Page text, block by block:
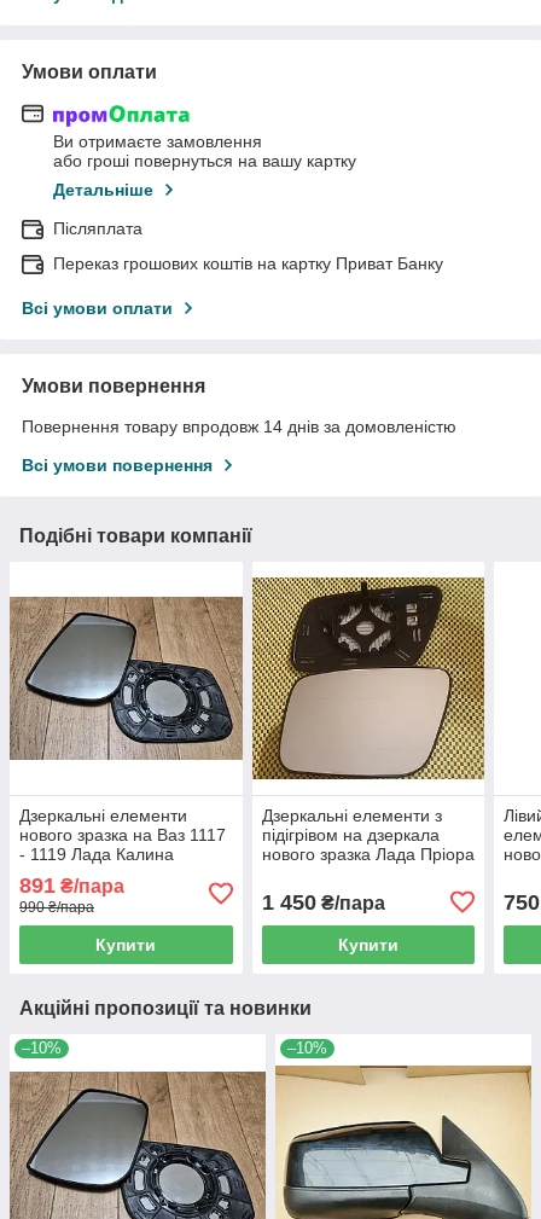
Умови оплати
Ви отримаєте замовлення
або гроші повернуться на вашу картку
Детальніше
Післяплата
Переказ грошових коштів на картку Приват Банку
Всі умови оплати
Умови повернення
Повернення товару впродовж 14 днів за домовленістю
Всі умови повернення
Подібні товари компанії
Дзеркальні елементи
нового зразка на Ваз 1117
- 1119 Лада Калина
891 ₴/пара
990 ₴/пара
Купити
Дзеркальні елементи з
підігрівом на дзеркала
нового зразка Лада Пріора
1 450₴/пара
Купити
750
Акційні пропозиції та новинки
–10% –10%